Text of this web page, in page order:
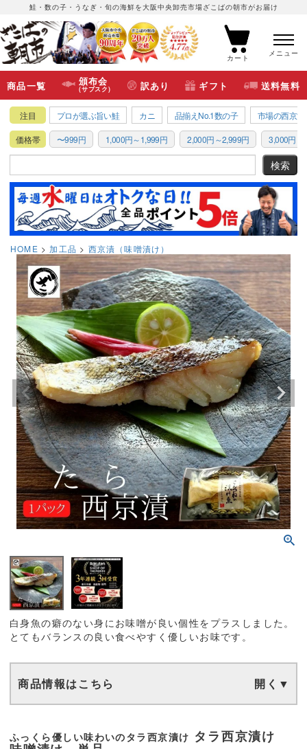
鮭・数の子・うなぎ・旬の海鮮を大阪中央卸売市場ざこばの朝市がお届け
カート
メニュー
商品一覧 頒布会
(サブスク) 訳あり ギフト 送料無料
注目 プロが選ぶ旨い鮭 カニ 品揃えNo.1数の子 市場の西京漬
価格帯 〜999円 1,000円～1,999円 2,000円～2,999円 3,000円～
HOME 加工品 西京漬（味噌漬け）
白身魚の癖のない身にお味噌が良い個性をプラスしました。
とてもバランスの良い食べやすく優しいお味です。
商品情報はこちら
ふっくら優しい味わいのタラ西京漬け タラ西京漬け